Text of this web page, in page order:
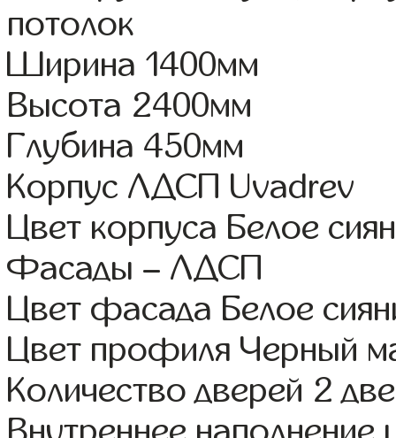
потолок
Ширина 1400мм
Высота 2400мм
Глубина 450мм
Корпус ЛДСП Uvadrev
Цвет корпуса Белое
Фасады – ЛДСП
Цвет фасада Белое
Цвет профиля Черный
Количество дверей 2